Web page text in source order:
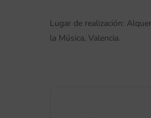
Lugar de realización:
la Música, Valencia.